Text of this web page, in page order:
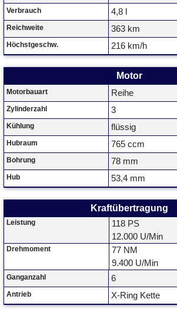
Verbrauch 4,8 l
Reichweite 363 km
Höchstgeschw. 216 km/h
Motor
Motorbauart Reihe
Zylinderzahl 3
Kühlung flüssig
Hubraum 765 ccm
Bohrung 78 mm
Hub 53,4 mm
Kraftübertragung
Leistung
118 PS
12.000 U/Min
Drehmoment
77 NM
9.400 U/Min
Ganganzahl 6
Antrieb X-Ring Kette